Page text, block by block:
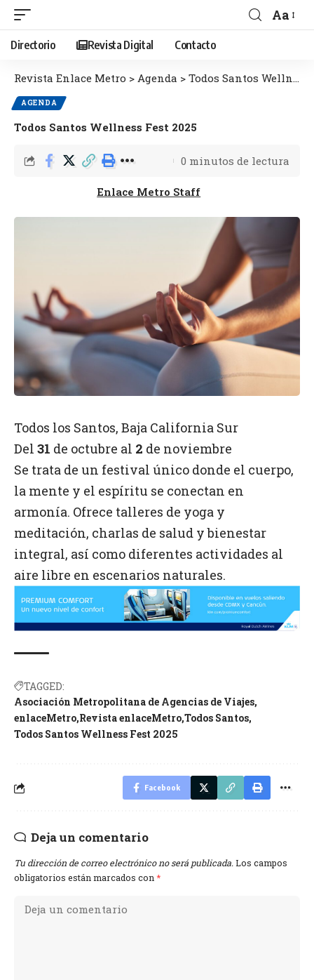
Aa
Directorio Revista Digital Contacto
Revista Enlace Metro > Agenda > Todos Santos Wellness Fest 2025
AGENDA
Todos Santos Wellness Fest 2025
Enlace Metro Staff
0 minutos de lectura
Todos los Santos, Baja California Sur
Del 31 de octubre al 2 de noviembre
Se trata de un festival único donde el cuerpo,
la mente y el espíritu se conectan en
armonía. Ofrece talleres de yoga y
meditación, charlas de salud y bienestar
integral, así como diferentes actividades al
aire libre en escenarios naturales.
TAGGED:
Asociación Metropolitana de Agencias de Viajes
enlaceMetro Revista enlaceMetro Todos Santos
Todos Santos Wellness Fest 2025
Facebook
Deja un comentario
Tu dirección de correo electrónico no será publicada. Los campos
obligatorios están marcados con *